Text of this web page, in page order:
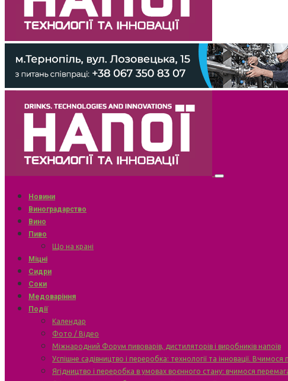
Новини
Виноградарство
Вино
Пиво
Що на крані
Міцні
Сидри
Соки
Медоваріння
Події
Календар
Фото / Відео
Міжнародний Форум пивоварів, дистиляторів і виробників напоїв
Успішне садівництво і переробка: технології та інновації. Вчимося
Ягідництво і переробка в умовах воєнного стану: вчимося